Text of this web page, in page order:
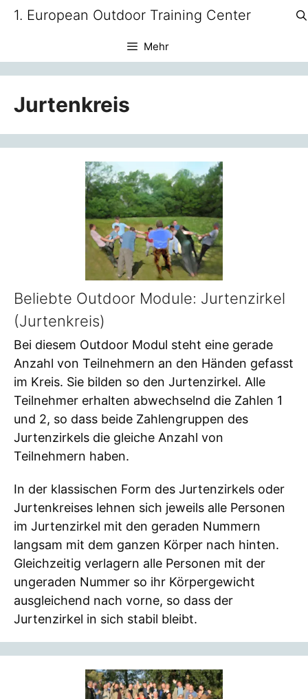
Zum1. European Outdoor Training Center
Mehr
Jurtenkreis
Beliebte Outdoor Module: Jurtenzirkel
(Jurtenkreis)
Bei diesem Outdoor Modul steht eine gerade
Anzahl von Teilnehmern an den Händen gefasst
im Kreis. Sie bilden so den Jurtenzirkel. Alle
Teilnehmer erhalten abwechselnd die Zahlen 1
und 2, so dass beide Zahlengruppen des
Jurtenzirkels die gleiche Anzahl von
Teilnehmern haben.
In der klassischen Form des Jurtenzirkels oder
Jurtenkreises lehnen sich jeweils alle Personen
im Jurtenzirkel mit den geraden Nummern
langsam mit dem ganzen Körper nach hinten.
Gleichzeitig verlagern alle Personen mit der
ungeraden Nummer so ihr Körpergewicht
ausgleichend nach vorne, so dass der
Jurtenzirkel in sich stabil bleibt.